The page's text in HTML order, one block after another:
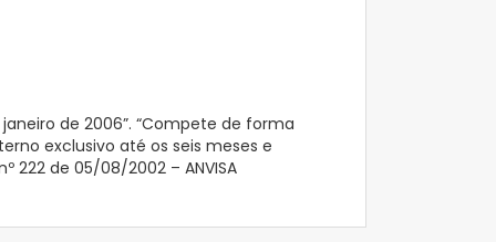
de 2006”. “Compete de forma
exclusivo até os seis meses e
222 de 05/08/2002 – ANVISA